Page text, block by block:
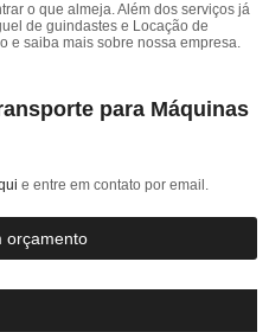
o que almeja. Além dos serviços já
de guindastes e Locação de
e saiba mais sobre nossa empresa.
para Máquinas
e entre em contato por email.
orçamento